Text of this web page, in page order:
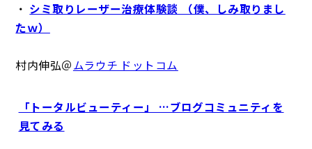
・ シミ取りレーザー治療体験談 （僕、しみ取りまし
たｗ）
村内伸弘＠ムラウチ ドットコム
「トータルビューティー」 …ブログコミュニティを
見てみる